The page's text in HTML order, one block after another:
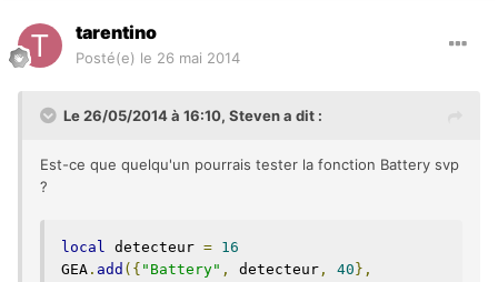
tarentino
Posté(e) le 26 mai 2014
Le 26/05/2014 à 16:10, Steven a dit :
Est-ce que quelqu'un pourrais tester la fonction Battery svp
?
local detecteur = 16
GEA . add ({ "Battery" , detecteur , 40 },